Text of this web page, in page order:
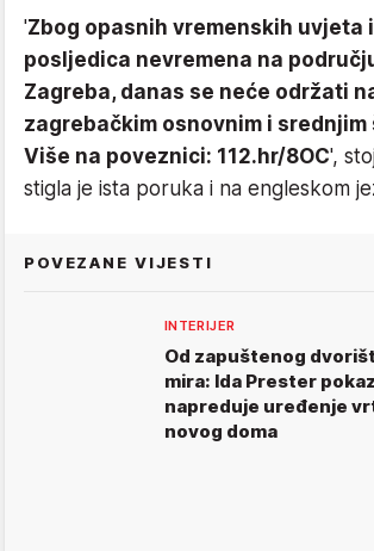
'Zbog opasnih vremenskih uvjeta
posljedica nevremena na
Zagreba, danas se neće održati
zagrebačkim osnovnim i srednjim
Više na poveznici: 112.hr/8OC',
stigla je ista poruka i na engleskom
POVEZANE VIJESTI
INTERIJER
Od zapuštenog
mira: Ida Prester
napreduje uređenje
novog doma